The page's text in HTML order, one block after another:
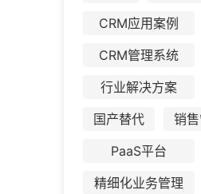
CRM应用案例
CRM管理系统
行业解决方案
国产替代
销
PaaS平台
精细化业务管理